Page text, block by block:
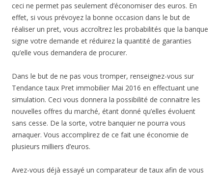
ceci ne permet pas seulement d’économiser des euros. En
effet, si vous prévoyez la bonne occasion dans le but de
réaliser un pret, vous accroîtrez les probabilités que la banque
signe votre demande et réduirez la quantité de garanties
qu’elle vous demandera de procurer.
Dans le but de ne pas vous tromper, renseignez-vous sur
Tendance taux Pret immobilier Mai 2016 en effectuant une
simulation. Ceci vous donnera la possibilité de connaitre les
nouvelles offres du marché, étant donné qu’elles évoluent
sans cesse. De la sorte, votre banquier ne pourra vous
arnaquer. Vous accomplirez de ce fait une économie de
plusieurs milliers d’euros.
Avez-vous déjà essayé un comparateur de taux afin de vous